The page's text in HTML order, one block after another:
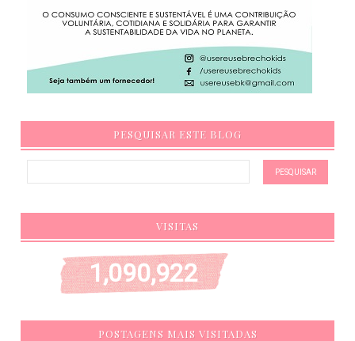
PESQUISAR ESTE BLOG
VISITAS
1,090,922
POSTAGENS MAIS VISITADAS